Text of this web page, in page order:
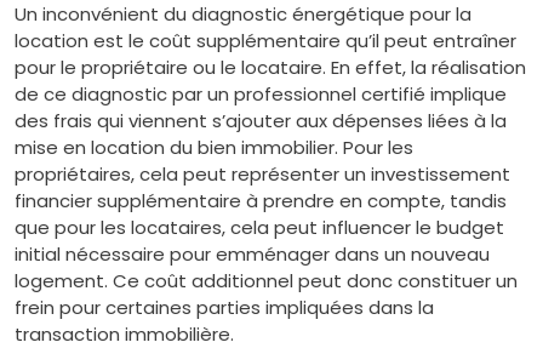
Un inconvénient du diagnostic énergétique pour la
location est le coût supplémentaire qu’il peut entraîner
pour le propriétaire ou le locataire. En effet, la réalisation
de ce diagnostic par un professionnel certifié implique
des frais qui viennent s’ajouter aux dépenses liées à la
mise en location du bien immobilier. Pour les
propriétaires, cela peut représenter un investissement
financier supplémentaire à prendre en compte, tandis
que pour les locataires, cela peut influencer le budget
initial nécessaire pour emménager dans un nouveau
logement. Ce coût additionnel peut donc constituer un
frein pour certaines parties impliquées dans la
transaction immobilière.